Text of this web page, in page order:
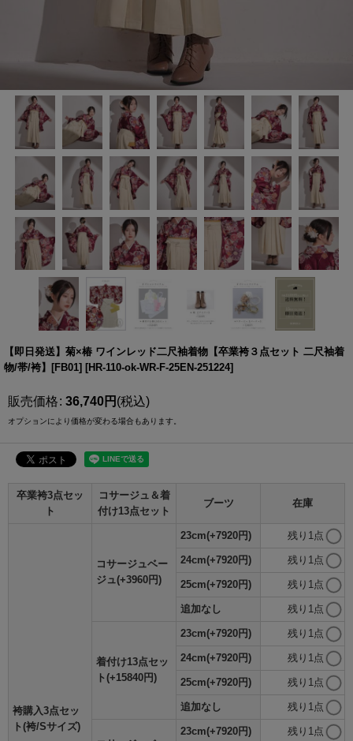
【即日発送】菊×椿 ワインレッド二尺袖着物【卒業袴３点セット 二尺袖着
物/帯/袴】[FB01] [HR-110-ok-WR-F-25EN-251224]
販売価格: 36,740円 (税込)
オプションにより価格が変わる場合もあります。
卒業袴3点セッ
ト
コサージュ＆着
付け13点セット
ブーツ 在庫
袴購入3点セッ
ト(袴/Sサイズ)
コサージュベー
ジュ(+3960円)
23cm(+7920円) 残り1点
24cm(+7920円) 残り1点
25cm(+7920円) 残り1点
追加なし 残り1点
着付け13点セッ
ト(+15840円)
23cm(+7920円) 残り1点
24cm(+7920円) 残り1点
25cm(+7920円) 残り1点
追加なし 残り1点
23cm(+7920円) 残り1点